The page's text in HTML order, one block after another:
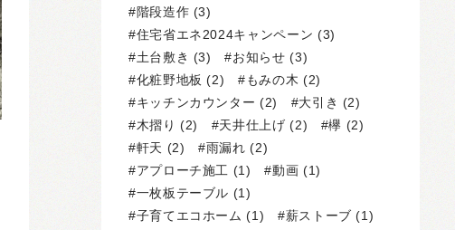
階段造作 (3)
住宅省エネ2024キャンペーン (3)
土台敷き (3) お知らせ (3)
化粧野地板 (2) もみの木 (2)
キッチンカウンター (2) 大引き (2)
木摺り (2) 天井仕上げ (2) 欅 (2)
軒天 (2) 雨漏れ (2)
アプローチ施工 (1) 動画 (1)
一枚板テーブル (1)
子育てエコホーム (1) 薪ストーブ (1)